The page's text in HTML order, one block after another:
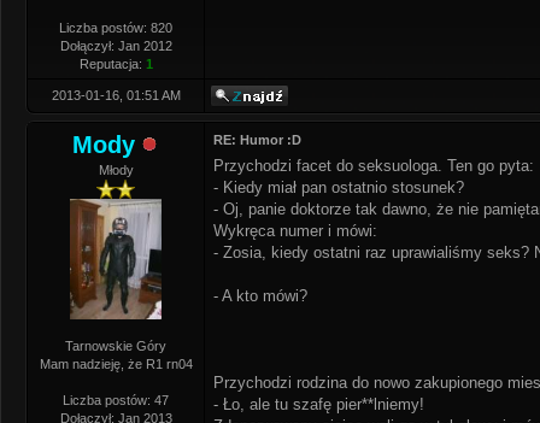
Liczba postów: 820
Dołączył: Jan 2012
Reputacja: 1
2013-01-16, 01:51 AM
Mody
Młody
Tarnowskie Góry
Mam nadzieję, że R1 rn04
Liczba postów: 47
Dołączył: Jan 2013
RE: Humor :D
Przychodzi facet do seksuologa. Ten go pyta:
- Kiedy miał pan ostatnio stosunek?
- Oj, panie doktorze tak dawno, że nie
Wykręca numer i mówi:
- Zosia, kiedy ostatni raz uprawialiśmy seks?
- A kto mówi?
Przychodzi rodzina do nowo zakupionego
- Ło, ale tu szafę pier**lniemy!